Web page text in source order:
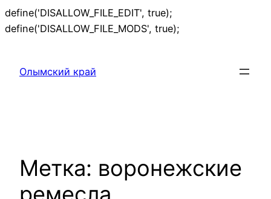
define('DISALLOW_FILE_EDIT', true);
define('DISALLOW_FILE_MODS', true);
Олымский край
Метка: воронежские